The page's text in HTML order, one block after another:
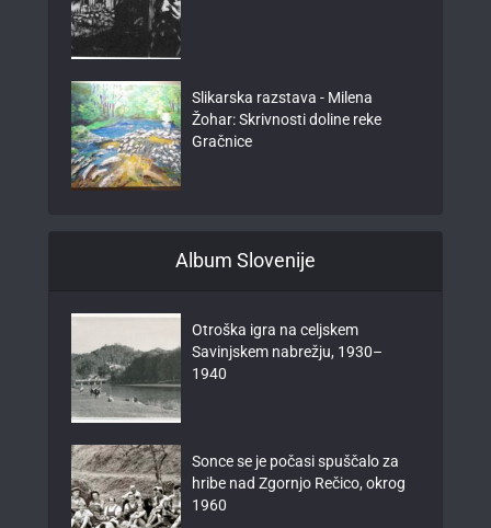
Slikarska razstava - Milena
Žohar: Skrivnosti doline reke
Gračnice
Album Slovenije
Otroška igra na celjskem
Savinjskem nabrežju, 1930–
1940
Sonce se je počasi spuščalo za
hribe nad Zgornjo Rečico, okrog
1960